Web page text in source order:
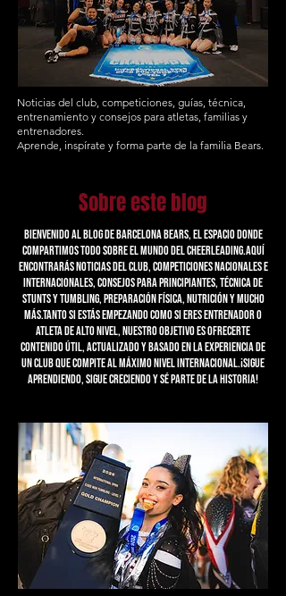
Noticias del club, competiciones, guías, técnica,
entrenamiento y consejos para atletas, familias y
entrenadores.
Aprende, inspírate y forma parte de la familia Bears.
Sobre este blog
Bienvenido al blog de Barcelona Bears, el espacio donde
compartimos todo sobre el mundo del cheerleading.Aquí
encontrarás noticias del club, competiciones nacionales e
internacionales, consejos para principiantes, técnica de
stunts y tumbling, preparación física, nutrición y mucho
más.Tanto si estás empezando como si eres entrenador o
atleta de alto nivel, nuestro objetivo es ofrecerte
contenido útil, actualizado y basado en la experiencia de
un club que compite al máximo nivel internacional.¡Sigue
aprendiendo, sigue creciendo y sé parte de la historia!